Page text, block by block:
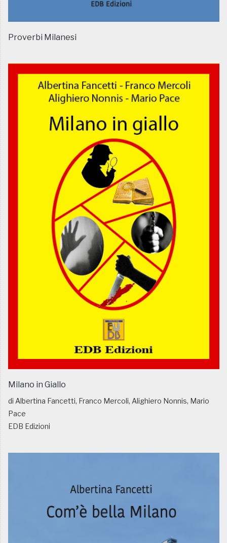
Proverbi Milanesi
Milano in Giallo
di Albertina Fancetti, Franco Mercoli, Alighiero Nonnis, Mario
Pace
EDB Edizioni